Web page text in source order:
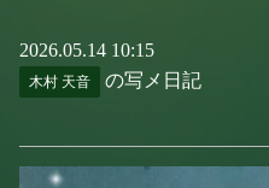
2026.05.14 10:15
木村 天音 の写メ日記